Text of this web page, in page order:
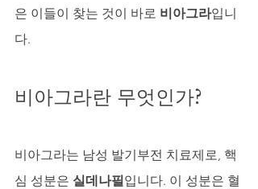
은 이들이 찾는 것이 바로 비아그라입니
다.
비아그라란 무엇인가?
비아그라는 남성 발기부전 치료제로, 핵
심 성분은 실데나필입니다. 이 성분은 혈